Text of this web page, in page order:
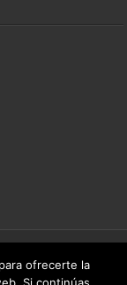
ningún archivo en sus
ofrecerte la